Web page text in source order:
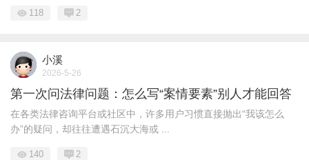
118 2
小溪
2026-5-26
第一次问法律问题：怎么写“案情要素”别人才能回答
在各类法律咨询平台或社区中，许多用户习惯直接抛出“我该怎么
办”的疑问，却往往遭遇石沉大海或 ...
140 2